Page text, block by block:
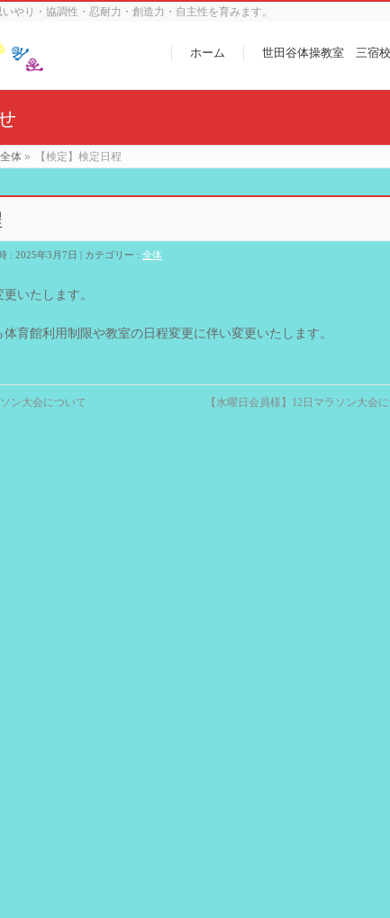
やり・協調性・忍耐力・創造力・自主性を育みます。
ホーム 世田谷体操教室 三宿校
全体 » 【検定】検定日程
: 2025年3月7日 カテゴリー : 全体
いたします。
育館利用制限や教室の日程変更に伴い変更いたします。
ン大会について 【水曜日会員様】12日マラソン大会